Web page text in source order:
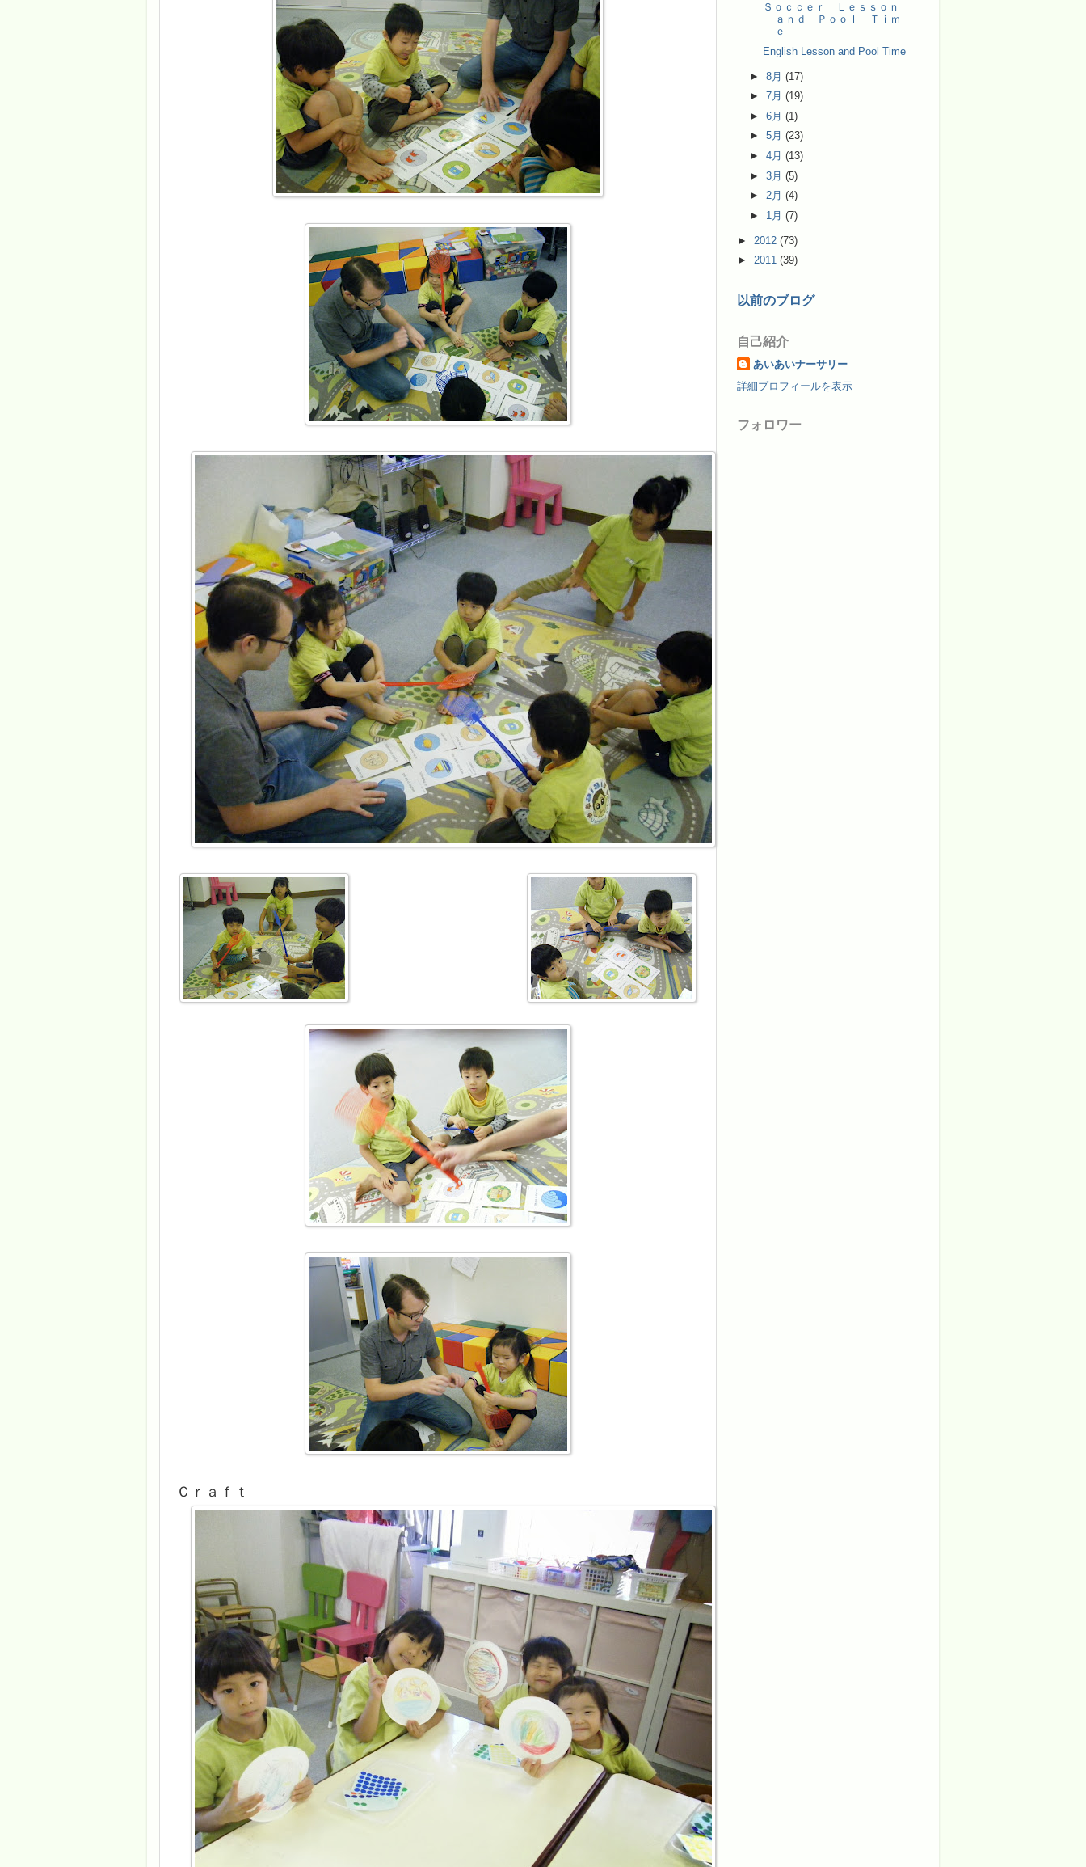
Ｃｒａｆｔ
Ｓｏｃｃｅｒ Ｌｅｓｓｏｎ
ａｎｄ Ｐｏｏｌ Ｔｉｍ
ｅ
English Lesson and Pool Time
►8月(17)
►7月(19)
►6月(1)
►5月(23)
►4月(13)
►3月(5)
►2月(4)
► 1月(7)
► 2012 (73)
► 2011 (39)
以前のブログ
自己紹介
あいあいナーサリー
詳細プロフィールを表示
フォロワー